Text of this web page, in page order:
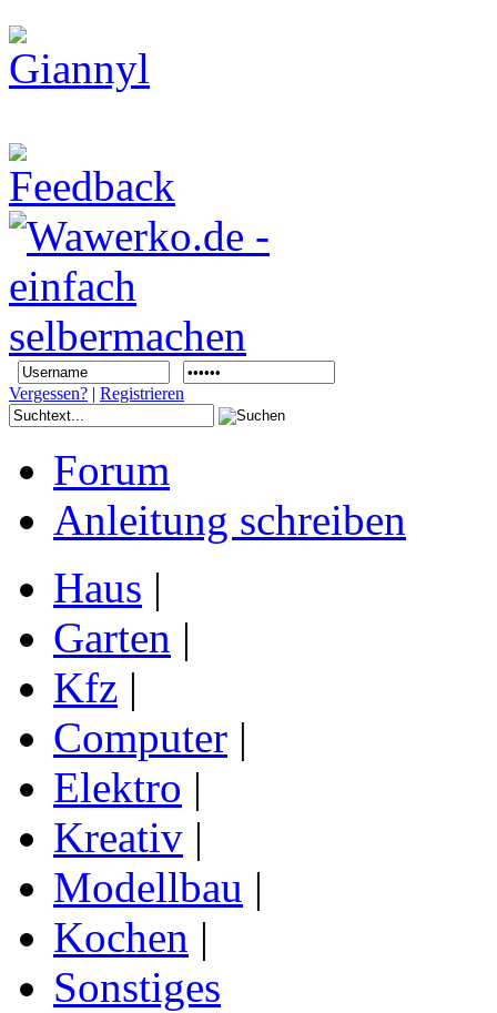
Vergessen? | Registrieren
Forum
Anleitung schreiben
Haus |
Garten |
Kfz |
Computer |
Elektro |
Kreativ |
Modellbau |
Kochen |
Sonstiges